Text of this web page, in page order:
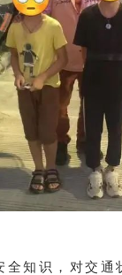
全知识，对交通